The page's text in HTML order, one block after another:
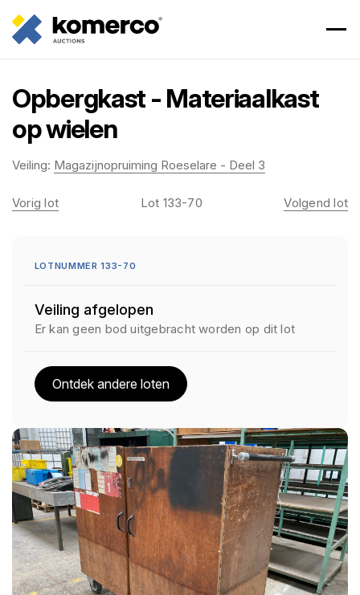
Opbergkast - Materiaalkast
op wielen
Veiling: Magazijnopruiming Roeselare - Deel 3
Vorig lot Lot 133-70 Volgend lot
LOTNUMMER 133-70
Veiling afgelopen
Er kan geen bod uitgebracht worden op dit lot
Ontdek andere loten